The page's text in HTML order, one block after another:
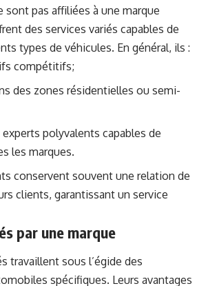
sont pas affiliées à une marque
des services variés capables de
types de véhicules. En général, ils :
compétitifs;
des zones résidentielles ou semi-
polyvalents capables de
les marques.
conservent souvent une relation de
clients, garantissant un service
par une marque
travaillent sous l’égide des
spécifiques. Leurs avantages